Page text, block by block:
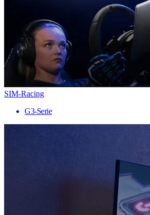
SIM-Racing
G3-Serie